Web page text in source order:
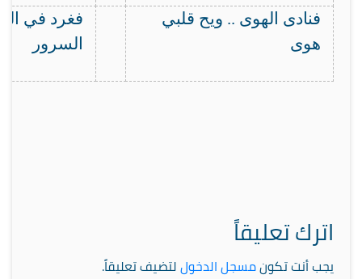
فنادى الهوى .. ويح قلبي
هوى
فغرد في
السرور
اترك تعليقاً
يجب أنت تكونمسجل الدخوللتضيف تعليقاً.